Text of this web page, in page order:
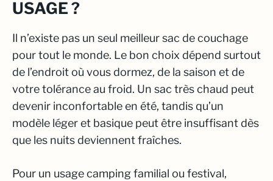
USAGE ?
Il n’existe pas un seul meilleur sac de couchage
pour tout le monde. Le bon choix dépend surtout
de l’endroit où vous dormez, de la saison et de
votre tolérance au froid. Un sac très chaud peut
devenir inconfortable en été, tandis qu’un
modèle léger et basique peut être insuffisant dès
que les nuits deviennent fraîches.
Pour un usage camping familial ou festival,